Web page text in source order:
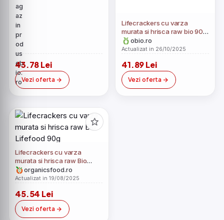
43.78 Lei
Vezi oferta
Lifecrackers cu varza
murata si hrisca raw bio 90g
Lifefood
obio.ro
Actualizat in 26/10/2025
41.89 Lei
Vezi oferta
Lifecrackers cu varza
murata si hrisca raw Bio
Lifefood 90g
organicsfood.ro
Actualizat in 19/08/2025
45.54 Lei
Vezi oferta